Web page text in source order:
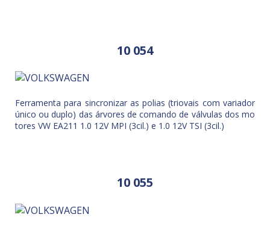
10 054
Ferramenta para sincronizar as polias (triovais com variador
único ou duplo) das árvores de comando de válvulas dos mo
tores VW EA211 1.0 12V MPI (3cil.) e 1.0 12V TSI (3cil.)
10 055